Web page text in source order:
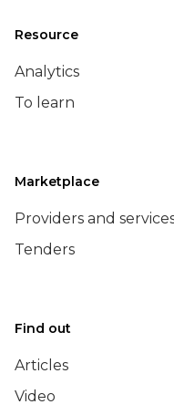
Resource
Analytics
To learn
Marketplace
Providers and
Tenders
Find out
Articles
Video